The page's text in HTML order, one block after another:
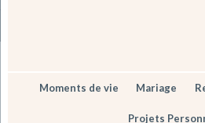
Moments de vie Mariage
Projets